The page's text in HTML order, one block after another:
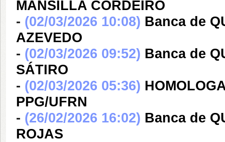
MANSILLA CORDEIRO
- (02/03/2026 10:08) Banca de
AZEVEDO
- (02/03/2026 09:52) Banca de
SÁTIRO
- (02/03/2026 05:36)
PPG/UFRN
- (26/02/2026 16:02) Banca de
ROJAS